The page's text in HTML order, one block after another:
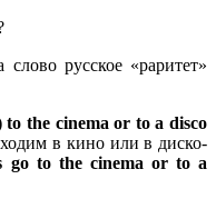
русское «раритет»
to the cinema or to a disco
в кино или в диско-
go to the cinema or to a